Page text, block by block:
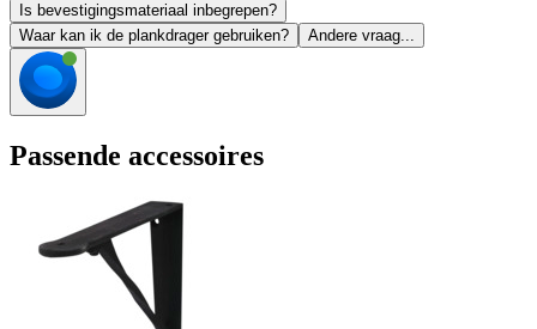
Is bevestigingsmateriaal inbegrepen?
Waar kan ik de plankdrager gebruiken?
Andere vraag...
Passende accessoires